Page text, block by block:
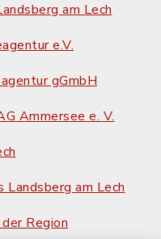
am Lech
e.V.
gGmbH
Ammersee e. V.
am Lech
Region